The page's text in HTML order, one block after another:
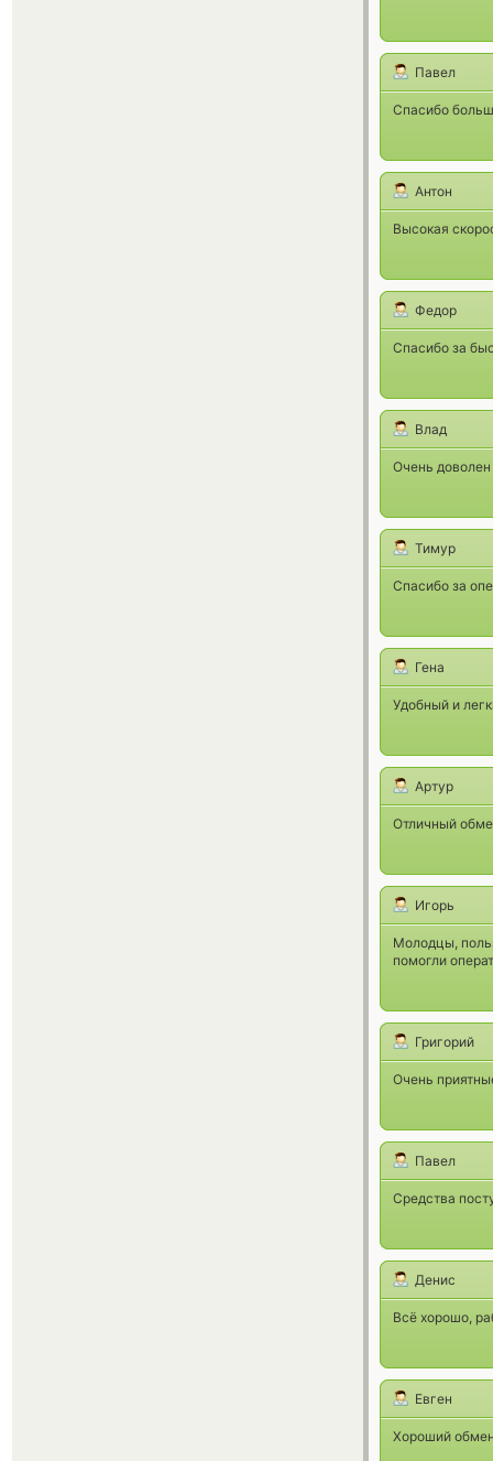
Павел
Спасибо
Антон
Высокая
Федор
Спасибо за
Влад
Очень
Тимур
Спасибо за
Гена
Удобный и
Артур
Отличный
Игорь
Молодцы,
помогли
Григорий
Очень
Павел
Средства
Денис
Всё хорошо,
Евген
Хороший